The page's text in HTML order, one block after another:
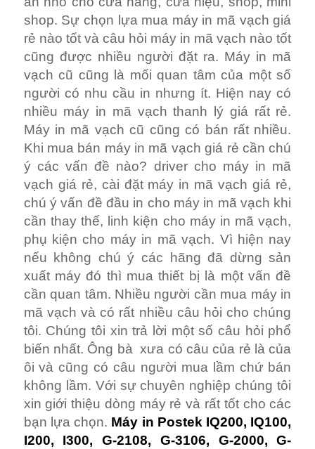
shop. Sự chọn lựa mua máy in mã vạch giá
rẻ nào tốt và câu hỏi máy in mã vạch nào tốt
cũng được nhiều người đặt ra. Máy in mã
vạch cũ cũng là mối quan tâm của một số
người có nhu cầu in nhưng ít. Hiện nay có
nhiều máy in mã vạch thanh lý giá rất rẻ.
Máy in mã vạch cũ cũng có bán rất nhiều.
Khi mua bán máy in mã vạch giá rẻ cần chú
ý các vấn đề nào? driver cho máy in mã
vạch giá rẻ, cài đặt máy in mã vạch giá rẻ,
chú ý vấn đề đầu in cho máy in mã vạch khi
cần thay thế, linh kiện cho máy in mã vạch,
phụ kiện cho máy in mã vạch. Vì hiện nay
nếu không chú ý các hãng đã dừng sản
xuất máy đó thì mua thiết bị là một vấn đề
cần quan tâm. Nhiều người cần mua máy in
mã vạch và có rất nhiều câu hỏi cho chúng
tôi. Chúng tôi xin trả lời một số câu hỏi phổ
biến nhất. Ông bà xưa có câu của rẻ là của
ôi và cũng có câu người mua lầm chứ bán
không lầm. Với sự chuyên nghiệp chúng tôi
xin giới thiệu dòng máy rẻ và rất tốt cho các
bạn lựa chọn. Máy in Postek IQ200, IQ100,
I200, I300, G-2108, G-3106, G-2000, G-